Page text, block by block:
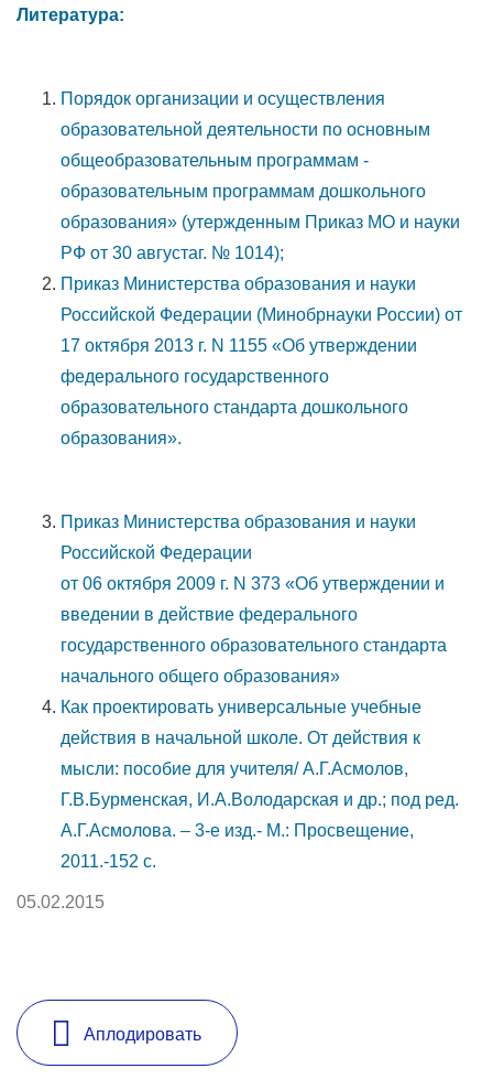
Литература:
Порядок организации и осуществления
образовательной деятельности по основным
общеобразовательным программам -
образовательным программам дошкольного
образования» (утержденным Приказ МО и науки
РФ от 30 августаг. № 1014);
Приказ Министерства образования и науки
Российской Федерации (Минобрнауки России) от
17 октября 2013 г. N 1155 «Об утверждении
федерального государственного
образовательного стандарта дошкольного
образования».
Приказ Министерства образования и науки
Российской Федерации
от 06 октября 2009 г. N 373 «Об утверждении и
введении в действие федерального
государственного образовательного стандарта
начального общего образования»
Как проектировать универсальные учебные
действия в начальной школе. От действия к
мысли: пособие для учителя/ А.Г.Асмолов,
Г.В.Бурменская, И.А.Володарская и др.; под ред.
А.Г.Асмолова. – 3-е изд.- М.: Просвещение,
2011.-152 с.
05.02.2015
Аплодировать